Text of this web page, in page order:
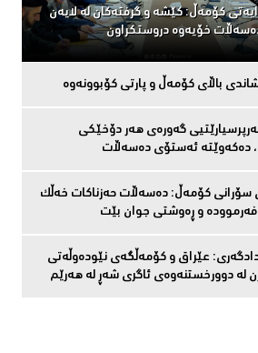
كۆمەڵ: كێشە و گرفتەكان لە لایەن
خۆیەوە دروستكراون
باڵای كۆمه‌ڵ و پارتی كۆبوونه‌وه‌
گەورەی هەر دۆخێکی
دەكەوێتە ئەستۆی دەسەڵات
سۆرانى کۆمەڵ: دەسەڵات حەزناکات خەڵک
و ڕەوشتى جوان بێت
عێراق و كۆمەڵگەی نێودەوڵەتی
لە دوورخستنەوەى ئاگری شەڕ لە هەرێم